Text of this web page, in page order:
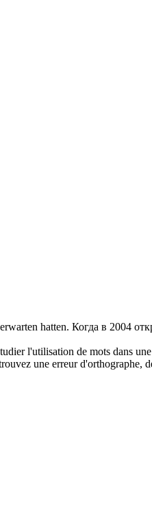
hatten. Когда в 2004
l'utilisation de mots dans
une erreur